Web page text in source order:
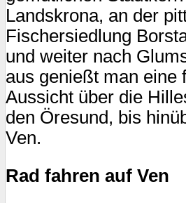
Landskrona, an der
Fischersiedlung
und weiter nach
aus genießt man eine
Aussicht über die
den Öresund, bis
Ven.
Rad fahren auf Ven